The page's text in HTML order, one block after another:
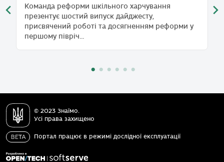
Команда реформи шкільного харчування
презентує шостий випуск дайджесту,
присвячений роботі та досягненням реформи у
першому півріч...
© 2023 Знаїмо.
Усі права захищено
Портал працює в режимі дослідної експлуатації